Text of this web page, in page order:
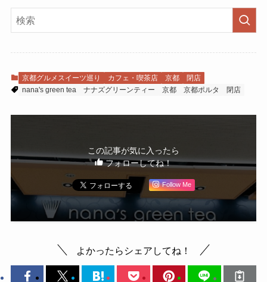
京都グルメスイーツ巡り カフェ・喫茶店 京都
閉店
nana's green tea
ナナズグリーンティー 京都 京都ポルタ 閉店
この記事が気に入ったら
フォローしてね！
Follow Me
よかったらシェアしてね！